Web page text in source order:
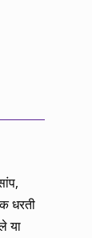
धरती
या